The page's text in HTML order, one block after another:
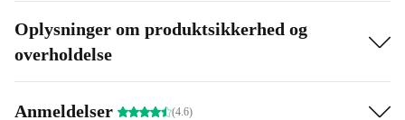
Oplysninger om produktsikkerhed og
overholdelse
Anmeldelser (4.6)